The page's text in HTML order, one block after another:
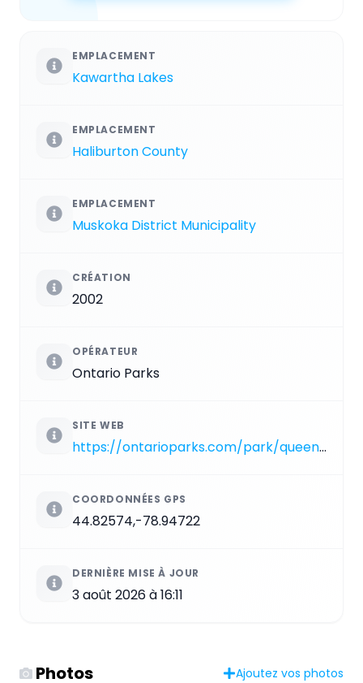
EMPLACEMENT
Kawartha Lakes
EMPLACEMENT
Haliburton County
EMPLACEMENT
Muskoka District Municipality
CRÉATION
2002
OPÉRATEUR
Ontario Parks
SITE WEB
https://ontarioparks.com/park/queenelizabeth2wildlands
COORDONNÉES GPS
44.82574,-78.94722
DERNIÈRE MISE À JOUR
3 août 2026 à 16:11
Photos Ajoutez vos photos